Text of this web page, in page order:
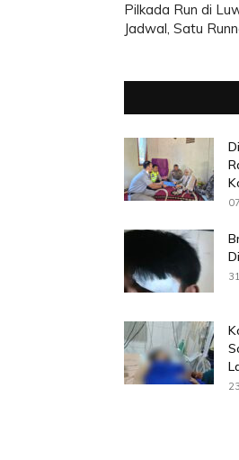
Pilkada Run di
Jadwal, Satu